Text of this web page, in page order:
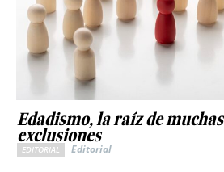
Edadismo, la raíz de muchas
exclusiones
EDITORIAL Editorial